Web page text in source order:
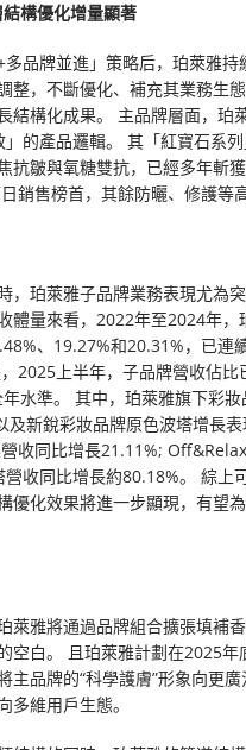
構優化增量顯著
多品牌並進」策略后，珀萊雅持
整，不斷優化、補充其業務生態
結構化成果。 主品牌層面，珀
」的產品邏輯。 其「紅寶石系
抗皺與氧糖雙抗，已經多年斬
日銷售榜首，其餘防曬、修護等
，珀萊雅子品牌業務表現尤為
體量來看，2022年至2024年，
、19.27%和20.31%，已連
2025上半年，子品牌營收佔比
水準。 其中，珀萊雅旗下彩妝
及新銳彩妝品牌原色波塔增長
收同比增長21.11%;
收同比增長約80.18%。 綜上
優化效果將進一步顯現，有望
萊雅將通過品牌組合擴張填補香
空白。 且珀萊雅計劃在2025年
主品牌的“科學護膚”形象向更
多維用戶生態。